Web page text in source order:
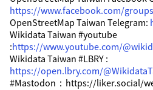
https://www.facebook.com/
OpenStreetMap Taiwan Telegram:
Wikidata Taiwan #youtube
:https://www.youtube.com/
Wikidata Taiwan #LBRY :
https://open.lbry.com/
#Mastodon：https://liker.social/